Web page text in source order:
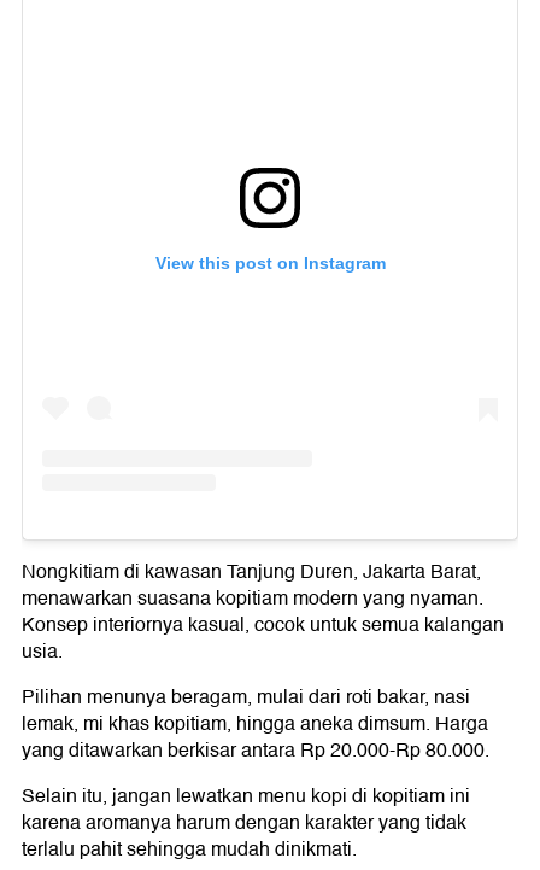
View this post on Instagram
Nongkitiam di kawasan Tanjung Duren, Jakarta Barat,
menawarkan suasana kopitiam modern yang nyaman.
Konsep interiornya kasual, cocok untuk semua kalangan
usia.
Pilihan menunya beragam, mulai dari roti bakar, nasi
lemak, mi khas kopitiam, hingga aneka dimsum. Harga
yang ditawarkan berkisar antara Rp 20.000-Rp 80.000.
Selain itu, jangan lewatkan menu kopi di kopitiam ini
karena aromanya harum dengan karakter yang tidak
terlalu pahit sehingga mudah dinikmati.